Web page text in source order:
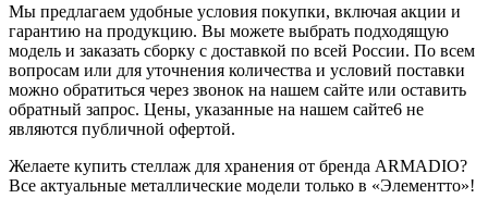
Мы предлагаем удобные условия покупки, включая акции и
гарантию на продукцию. Вы можете выбрать подходящую
модель и заказать сборку с доставкой по всей России. По всем
вопросам или для уточнения количества и условий поставки
можно обратиться через звонок на нашем сайте или оставить
обратный запрос. Цены, указанные на нашем сайте6 не
являются публичной офертой.
Желаете купить стеллаж для хранения от бренда ARMADIO?
Все актуальные металлические модели только в «Элементто»!